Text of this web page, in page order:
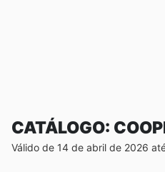
CATÁLOGO:
Válido de 14 de abril de 2026